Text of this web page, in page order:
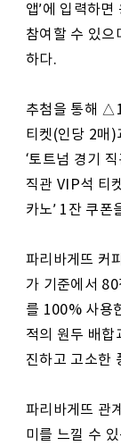
앱’에 입력하
참여할 수 있으
하다.
추첨을 통해
티켓(인당 2매)
‘토트넘 경기
직관 VIP석 티
카노’ 1잔 쿠폰
파리바게뜨 커
가 기준에서
를 100% 사용
적의 원두 배합
진하고 고소한
파리바게뜨 관
미를 느낄 수